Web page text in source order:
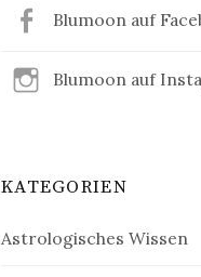
Blumoon auf
Blumoon auf
KATEGORIEN
Astrologisches Wissen